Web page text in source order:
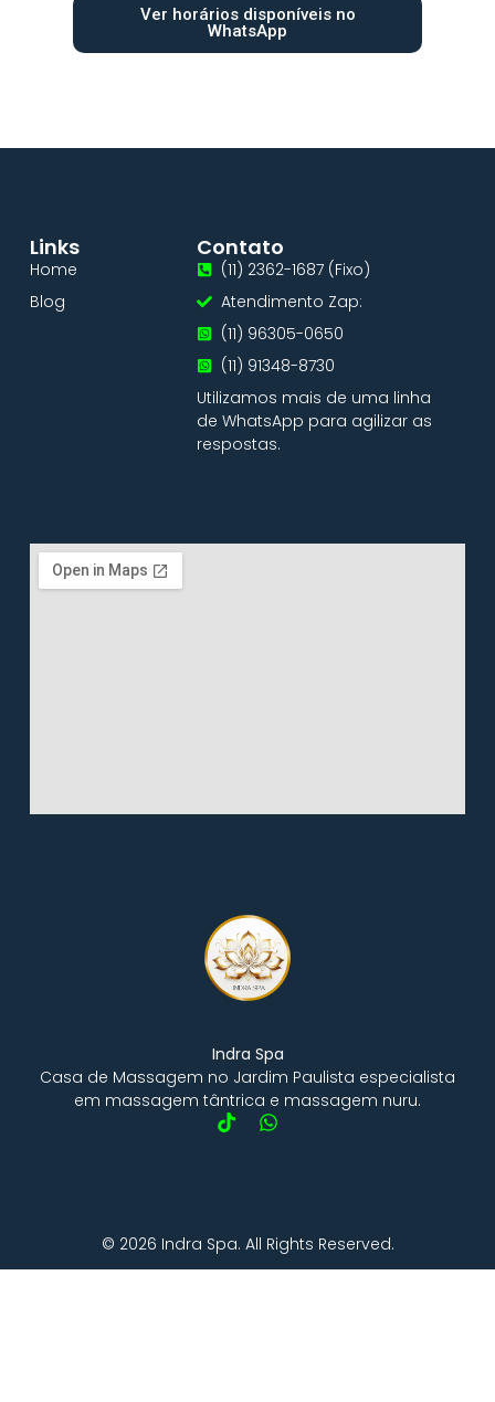
Ver horários disponíveis no
WhatsApp
Indra Spa
Casa de Massagem no Jardim Paulista especialista
em massagem tântrica e massagem nuru.
Links
Home
Blog
Contato
(11) 2362-1687 (Fixo)
Atendimento Zap:
(11) 96305-0650
(11) 91348-8730
Utilizamos mais de uma linha
de WhatsApp para agilizar as
respostas.
© 2026 Indra Spa. All Rights Reserved.